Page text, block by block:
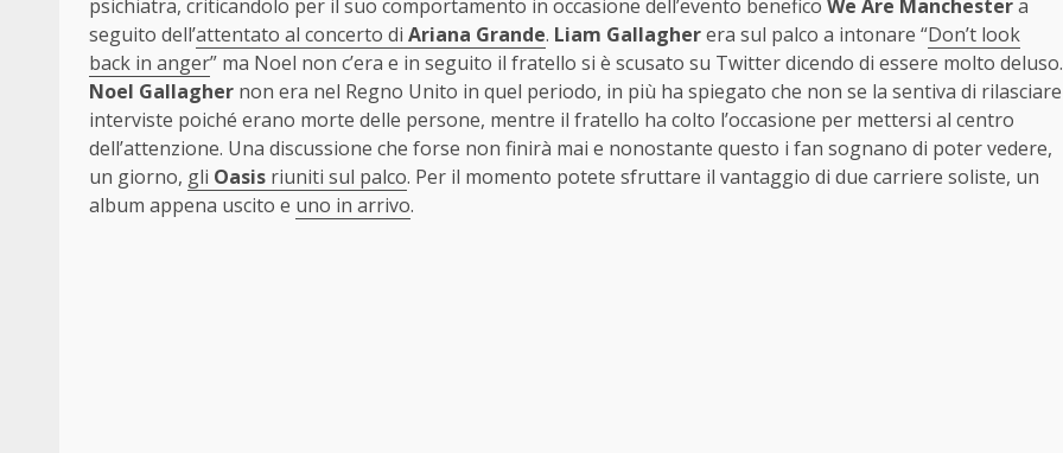
psichiatra, criticandolo per il suo comportamento in occasione dell’evento benefico We Are Manchestera
seguito dell’attentato al concerto di Ariana Grande. Liam Gallagherera sul palco a intonare “Don’t look
back in anger” ma Noel non c’era e in seguito il fratello si è scusato su Twitter dicendo di essere molto deluso.
Noel Gallagher non era nel Regno Unito in quel periodo, in più ha spiegato che non se la sentiva di rilasciare
interviste poiché erano morte delle persone, mentre il fratello ha colto l’occasione per mettersi al centro
dell’attenzione. Una discussione che forse non finirà mai e nonostante questo i fan sognano di poter vedere,
un giorno, gli Oasis riuniti sul palco. Per il momento potete sfruttare il vantaggio di due carriere soliste, un
album appena uscito e uno in arrivo.